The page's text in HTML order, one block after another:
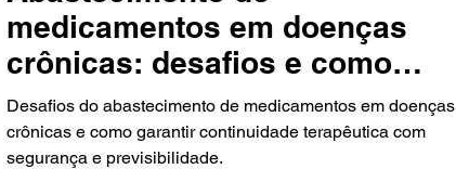
medicamentos em doenças
crônicas: desafios e como
garantir continuidade
terapêutica
Desafios do abastecimento de medicamentos em doenças
crônicas e como garantir continuidade terapêutica com
segurança e previsibilidade.